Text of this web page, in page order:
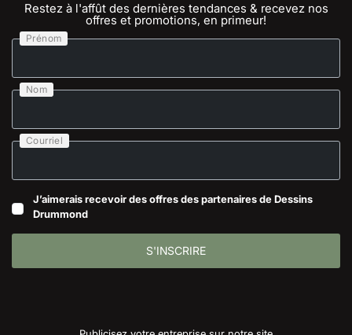
Restez à l'affût des dernières tendances & recevez nos
offres et promotions, en primeur!
Prénom
Nom
Courriel
J’aimerais recevoir des offres des partenaires de Dessins
Drummond
S'INSCRIRE